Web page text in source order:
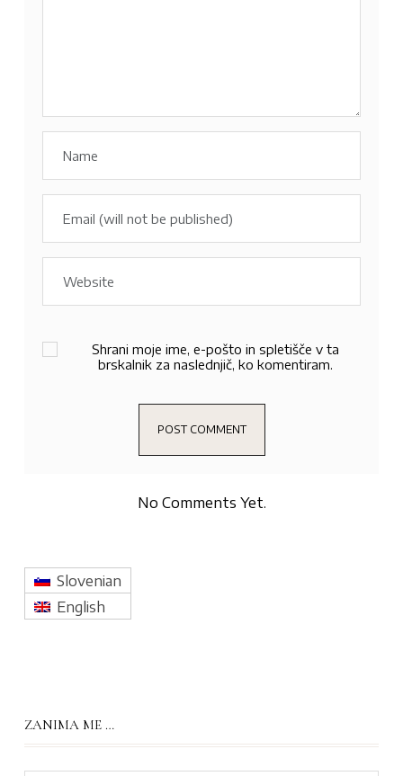
Shrani moje ime, e-pošto in spletišče v ta
brskalnik za naslednjič, ko komentiram.
No Comments Yet.
Slovenian
English
ZANIMA ME …